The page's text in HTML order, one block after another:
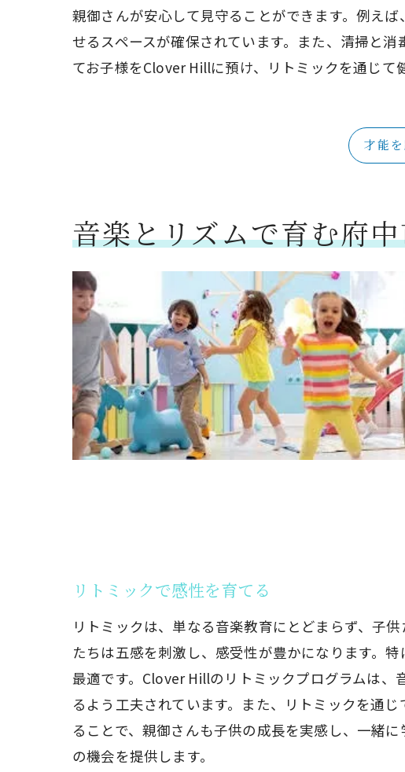
成
音
成
楽
参
親御さんが安心して見守ることができます。例え
せるスペースが確保されています。また、清掃と
てお子様をClover Hillに預け、リトミックを通じて
才能
音楽とリズムで育む府
リトミックで感性を育てる
リトミックは、単なる音楽教育にとどまらず、子
たちは五感を刺激し、感受性が豊かになります。
最適です。Clover Hillのリトミックプログラムは
るよう工夫されています。また、リトミックを通
ることで、親御さんも子供の成長を実感し、一緒
の機会を提供します。